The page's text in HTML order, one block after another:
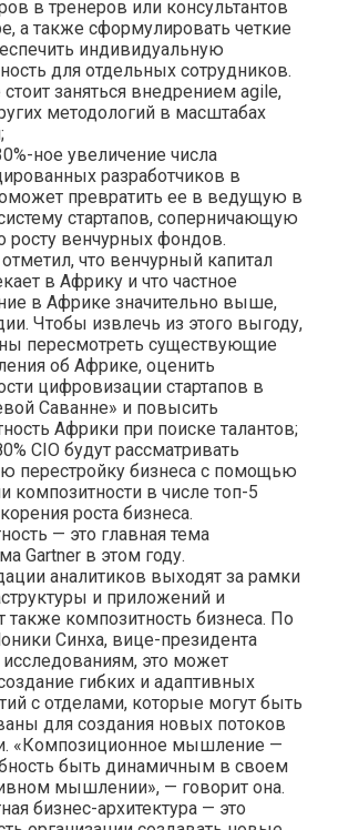
в тренеров или консультантов
а также сформулировать четкие
индивидуальную
для отдельных сотрудников.
заняться внедрением agile,
методологий в масштабах
ное увеличение числа
разработчиков в
превратить ее в ведущую в
стартапов, соперничающую
росту венчурных фондов.
что венчурный капитал
в Африку и что частное
в Африке значительно выше,
Чтобы извлечь из этого выгоду,
пересмотреть существующие
об Африке, оценить
цифровизации стартапов в
Саванне» и повысить
Африки при поиске талантов;
CIO будут рассматривать
перестройку бизнеса с помощью
композитности в числе топ-5
роста бизнеса.
— это главная тема
Gartner в этом году.
аналитиков выходят за рамки
и приложений и
композитность бизнеса. По
Синха, вице-президента
исследованиям, это может
гибких и адаптивных
с отделами, которые могут быть
для создания новых потоков
«Композиционное мышление —
быть динамичным в своем
мышлении», — говорит она.
бизнес-архитектура — это